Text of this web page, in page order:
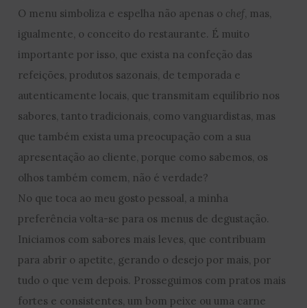
O menu simboliza e espelha não apenas o chef, mas,
igualmente, o conceito do restaurante. É muito
importante por isso, que exista na confeção das
refeições, produtos sazonais, de temporada e
autenticamente locais, que transmitam equilíbrio nos
sabores, tanto tradicionais, como vanguardistas, mas
que também exista uma preocupação com a sua
apresentação ao cliente, porque como sabemos, os
olhos também comem, não é verdade?
No que toca ao meu gosto pessoal, a minha
preferência volta-se para os menus de degustação.
Iniciamos com sabores mais leves, que contribuam
para abrir o apetite, gerando o desejo por mais, por
tudo o que vem depois. Prosseguimos com pratos mais
fortes e consistentes, um bom peixe ou uma carne